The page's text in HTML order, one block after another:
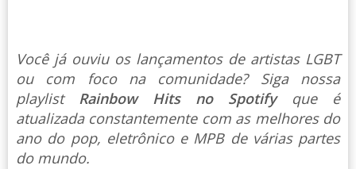
Você já ouviu os lançamentos de artistas LGBT
ou com foco na comunidade? Siga nossa
playlist Rainbow Hits no Spotify que é
atualizada constantemente com as melhores do
ano do pop, eletrônico e MPB de várias partes
do mundo.